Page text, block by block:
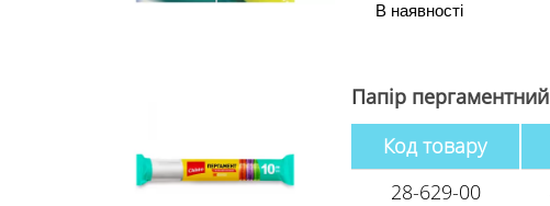
В наявності
Папiр
Код товару
28-629-00